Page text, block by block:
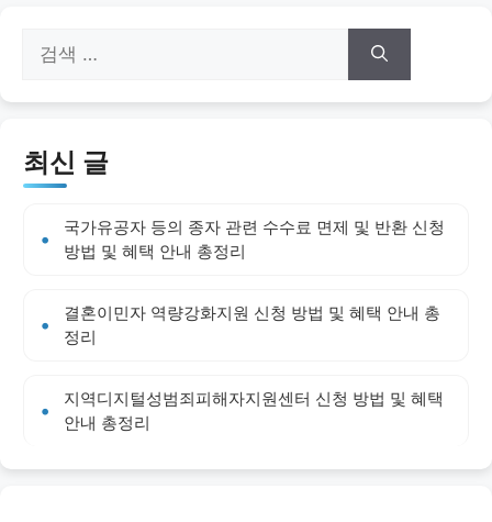
색:
최신 글
국가유공자 등의 종자 관련 수수료 면제 및 반환 신청
방법 및 혜택 안내 총정리
결혼이민자 역량강화지원 신청 방법 및 혜택 안내 총
정리
지역디지털성범죄피해자지원센터 신청 방법 및 혜택
안내 총정리